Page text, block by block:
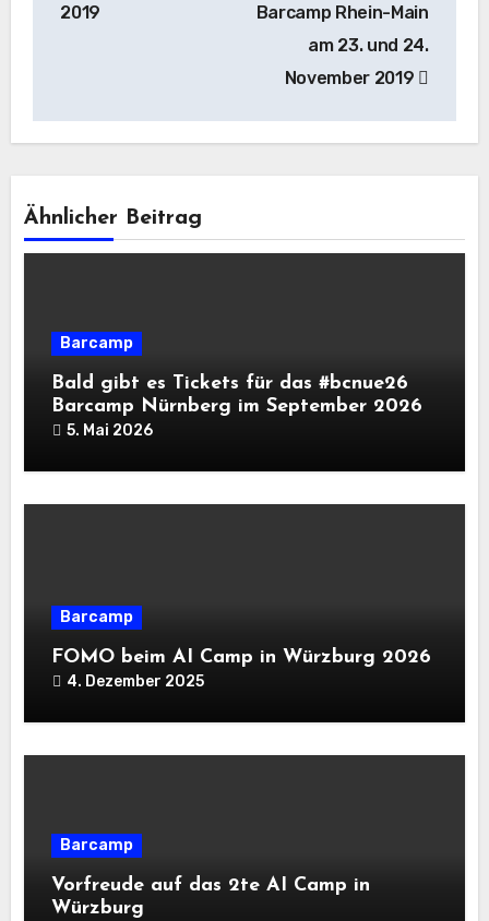
2019
Barcamp Rhein-Main
am 23. und 24.
November 2019
Ähnlicher Beitrag
Barcamp
Bald gibt es Tickets für das #bcnue26
Barcamp Nürnberg im September 2026
5. Mai 2026
Barcamp
FOMO beim AI Camp in Würzburg 2026
4. Dezember 2025
Barcamp
Vorfreude auf das 2te AI Camp in
Würzburg